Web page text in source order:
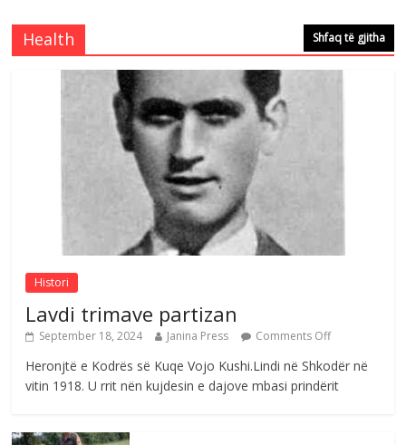
e invalidëve në Fushë Kosovë
Comments Off
Çlirimtari Agron Gërvalla me takime pune
në atdhe të shoqerisë Levizja
August 3, 2026 Comments Off
Postim me vlera nga artistja e mirëfilltë
Mimoza Gjoni
August 6, 2026 Comments Off
Health Shfaq të gjitha
Histori
Lavdi trimave partizan
September 18, 2024 Janina Press Comments Off
Heronjtë e Kodrës së Kuqe Vojo Kushi.Lindi në Shkodër në
vitin 1918. U rrit nën kujdesin e dajove mbasi prindërit